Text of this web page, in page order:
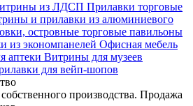
из ЛДСП Прилавки торговые
и прилавки из алюминиевого
островные торговые павильоны
из экономпанелей Офисная мебель
аптеки Витрины для музеев
для вейп-шопов
производства. Продажа